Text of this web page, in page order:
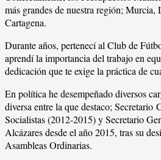
más grandes de nuestra región;
Cartagena.
Durante años, pertenecí al Club de
aprendí la importancia del trabajo en
dedicación que te exige la práctica de
En política he desempeñado diversos
diversa entre la que destaco; Secretario
Socialistas (2012-2015) y Secretario
Alcázares desde el año 2015, tras su
Asambleas Ordinarias.